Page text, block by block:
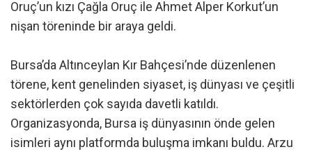
Oruç’un kızı Çağla Oruç ile Ahmet Alper Korkut’un
nişan töreninde bir araya geldi.
Bursa’da Altınceylan Kır Bahçesi’nde düzenlenen
törene, kent genelinden siyaset, iş dünyası ve çeşitli
sektörlerden çok sayıda davetli katıldı.
Organizasyonda, Bursa iş dünyasının önde gelen
isimleri aynı platformda buluşma imkanı buldu. Arzu